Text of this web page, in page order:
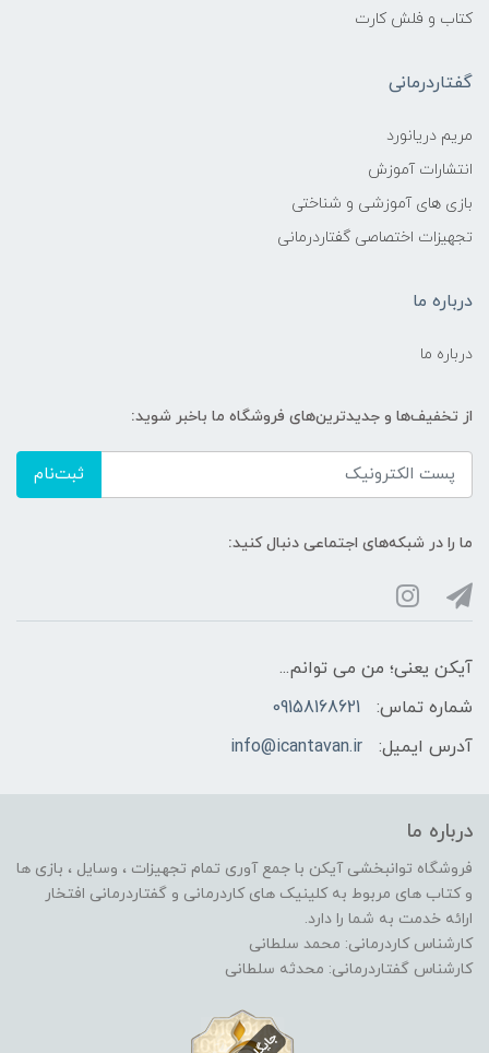
کتاب و فلش کارت
گفتاردرمانی
مریم دریانورد
انتشارات آموزش
بازی های آموزشی و شناختی
تجهیزات اختصاصی گفتاردرمانی
درباره ما
درباره ما
از تخفیف‌ها و جدیدترین‌های فروشگاه ما باخبر شوید:
ثبت‌نام
ما را در شبکه‌های اجتماعی دنبال کنید:
آیکن یعنی؛ من می توانم...
شماره تماس:
09158168621
آدرس ایمیل:
info@icantavan.ir
درباره ما
فروشگاه توانبخشی آیکن با جمع آوری تمام تجهیزات ، وسایل ، بازی ها
و کتاب های مربوط به کلینیک های کاردرمانی و گفتاردرمانی افتخار
ارائه خدمت به شما را دارد.
کارشناس کاردرمانی: محمد سلطانی
کارشناس گفتاردرمانی: محدثه سلطانی